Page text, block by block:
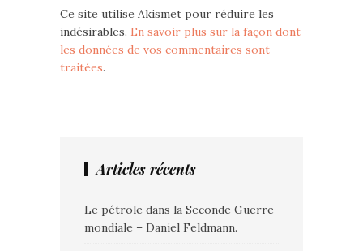
Ce site utilise Akismet pour réduire les
indésirables. En savoir plus sur la façon dont
les données de vos commentaires sont
traitées.
Articles récents
Le pétrole dans la Seconde Guerre
mondiale – Daniel Feldmann.